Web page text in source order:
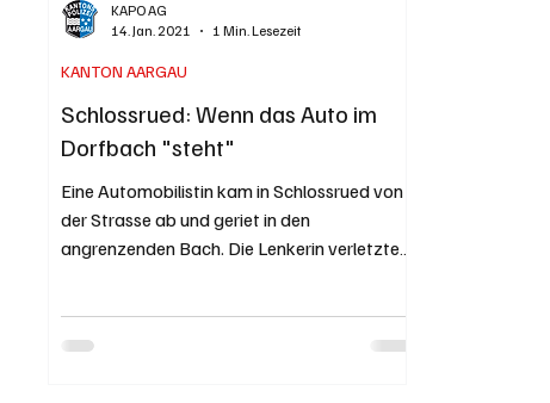
Schlossrued: Wenn das Auto im
Dorfbach "steht"
Eine Automobilistin kam in Schlossrued von
der Strasse ab und geriet in den
angrenzenden Bach. Die Lenkerin verletzte
KANTON AARGAU
KAPO AG
14. Jan. 2021
1 Min. Lesezeit